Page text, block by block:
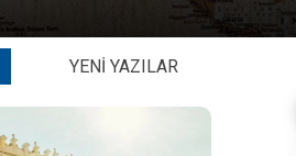
YENI YAZILAR